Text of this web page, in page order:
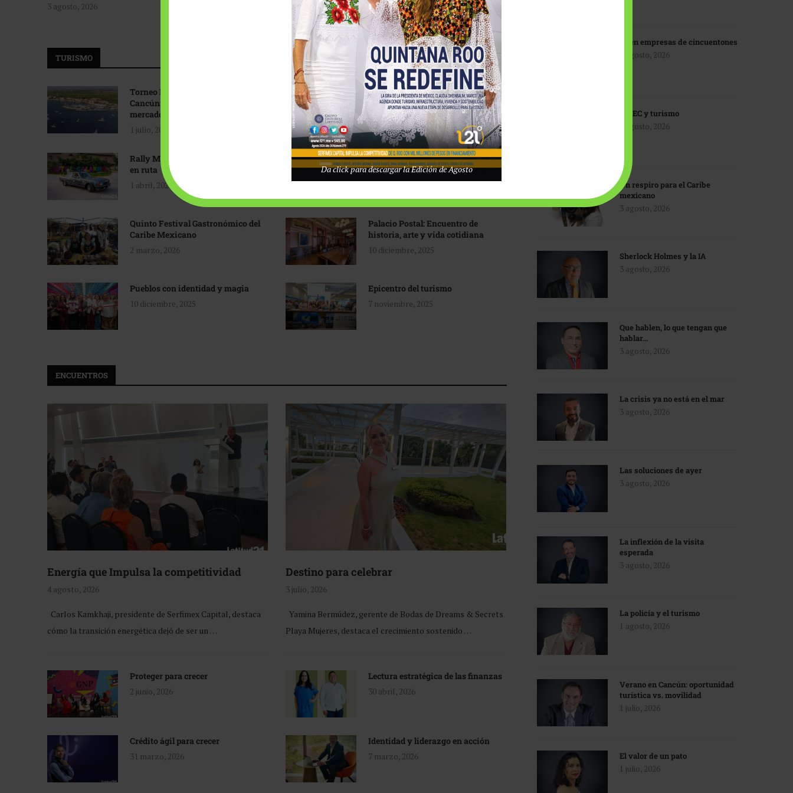
3 agosto, 2026
Tecnológico de Monterrey
3 agosto, 2026
TURISMO
Torneo Internacional de Pesca
Cancún: Navegando hacia nuevos
mercados
1 julio, 2026
Promoción turística con visión
1 abril, 2026
Rally Maya: Herencia automotriz
en ruta
1 abril, 2026
Industria global en
reconfiguración
31 marzo, 2026
Quinto Festival Gastronómico del
Caribe Mexicano
2 marzo, 2026
Palacio Postal: Encuentro de
historia, arte y vida cotidiana
10 diciembre, 2025
Pueblos con identidad y magia
10 diciembre, 2025
Epicentro del turismo
7 noviembre, 2025
ENCUENTROS
Energía que Impulsa la competitividad
4 agosto, 2026
Carlos Kamkhaji, presidente de Serfimex Capital, destaca
cómo la transición energética dejó de ser un …
Destino para celebrar
3 julio, 2026
Yamina Bermúdez, gerente de Bodas de Dreams & Secrets
Playa Mujeres, destaca el crecimiento sostenido …
Proteger para crecer
2 junio, 2026
Lectura estratégica de las finanzas
30 abril, 2026
Crédito ágil para crecer
31 marzo, 2026
Identidad y liderazgo en acción
7 marzo, 2026
IA en empresas de cincuentones
3 agosto, 2026
TMEC y turismo
3 agosto, 2026
Un respiro para el Caribe
mexicano
3 agosto, 2026
Sherlock Holmes y la IA
3 agosto, 2026
Que hablen, lo que tengan que
hablar…
3 agosto, 2026
La crisis ya no está en el mar
3 agosto, 2026
Las soluciones de ayer
3 agosto, 2026
La inflexión de la visita
esperada
3 agosto, 2026
La policía y el turismo
1 agosto, 2026
Verano en Cancún: oportunidad
turística vs. movilidad
1 julio, 2026
El valor de un pato
1 julio, 2026
Da click para descargar la Edición de Agosto